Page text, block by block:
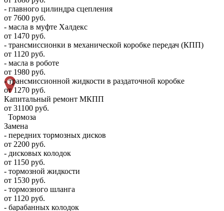
- главного цилиндра сцепления
от 7600 руб.
- масла в муфте Халдекс
от 1470 руб.
- трансмиссионки в механической коробке передач (КПП)
от 1120 руб.
- масла в роботе
от 1980 руб.
- трансмиссионной жидкости в раздаточной коробке
от 1270 руб.
Капитальный ремонт МКПП
от 31100 руб.
Тормоза
Замена
- передних тормозных дисков
от 2200 руб.
- дисковых колодок
от 1150 руб.
- тормозной жидкости
от 1530 руб.
- тормозного шланга
от 1120 руб.
- барабанных колодок